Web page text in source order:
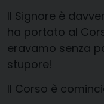
Il Signore è
ha portato al
eravamo senza
stupore!
Il Corso è